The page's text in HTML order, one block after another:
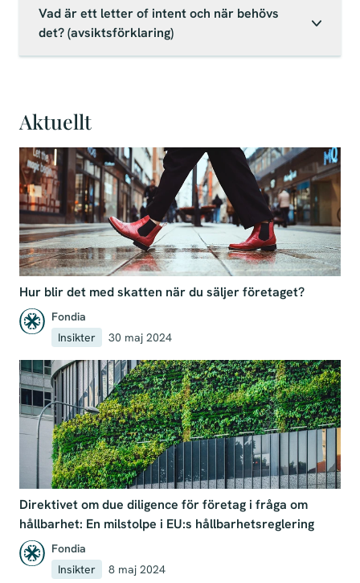
Vad är ett letter of intent och när behövs
det? (avsiktsförklaring)
Aktuellt
Hur blir det med skatten när du säljer företaget?
Fondia
Insikter
30 maj 2024
Direktivet om due diligence för företag i fråga om
hållbarhet: En milstolpe i EU:s hållbarhetsreglering
Fondia
Insikter
8 maj 2024